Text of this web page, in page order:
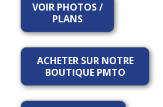
VOIR PHOTOS /
PLANS
ACHETER SUR NOTRE
BOUTIQUE PMTO